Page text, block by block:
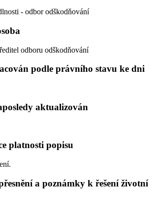
- odbor odškodňování
odboru odškodňování
podle právního stavu ke dni
aktualizován
platnosti popisu
a poznámky k řešení životní